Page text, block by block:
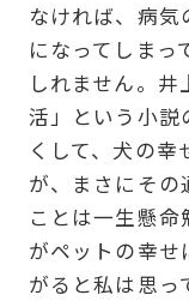
なければ、病気
になってしまっ
しれません。
活」という小説
くして、犬の
が、まさにその
ことは一生懸
がペットの幸せ
がると私は思っ